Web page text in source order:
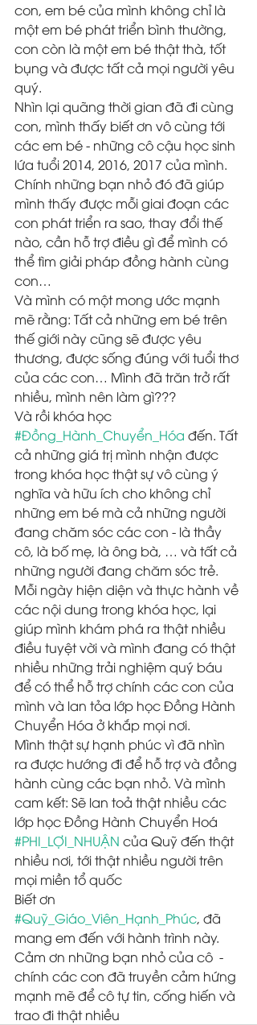
con, em bé của mình không chỉ là
một em bé phát triển bình thường,
con còn là một em bé thật thà, tốt
bụng và được tất cả mọi người yêu
quý.
Nhìn lại quãng thời gian đã đi cùng
con, mình thấy biết ơn vô cùng tới
các em bé - những cô cậu học sinh
lứa tuổi 2014, 2016, 2017 của mình.
Chính những bạn nhỏ đó đã giúp
mình thấy được mỗi giai đoạn các
con phát triển ra sao, thay đổi thế
nào, cần hỗ trợ điều gì để mình có
thể tìm giải pháp đồng hành cùng
con…
Và mình có một mong ước mạnh
mẽ rằng: Tất cả những em bé trên
thế giới này cũng sẽ được yêu
thương, được sống đúng với tuổi thơ
của các con… Mình đã trăn trở rất
nhiều, mình nên làm gì???
Và rồi khóa học
#Đồng_Hành_Chuyển_Hóa đến. Tất
cả những giá trị mình nhận được
trong khóa học thật sự vô cùng ý
nghĩa và hữu ích cho không chỉ
những em bé mà cả những người
đang chăm sóc các con - là thầy
cô, là bố mẹ, là ông bà, … và tất cả
những người đang chăm sóc trẻ.
Mỗi ngày hiện diện và thực hành về
các nội dung trong khóa học, lại
giúp mình khám phá ra thật nhiều
điều tuyệt vời và mình đang có thật
nhiều những trải nghiệm quý báu
để có thể hỗ trợ chính các con của
mình và lan tỏa lớp học Đồng Hành
Chuyển Hóa ở khắp mọi nơi.
Mình thật sự hạnh phúc vì đã nhìn
ra được hướng đi để hỗ trợ và đồng
hành cùng các bạn nhỏ. Và mình
cam kết: Sẽ lan toả thật nhiều các
lớp học Đồng Hành Chuyển Hoá
#PHI_LỢI_NHUẬN của Quỹ đến thật
nhiều nơi, tới thật nhiều người trên
mọi miền tổ quốc
Biết ơn
#Quỹ_Giáo_Viên_Hạnh_Phúc, đã
mang em đến với hành trình này.
Cảm ơn những bạn nhỏ của cô  -
chính các con đã truyền cảm hứng
mạnh mẽ để cô tự tin, cống hiến và
trao đi thật nhiều